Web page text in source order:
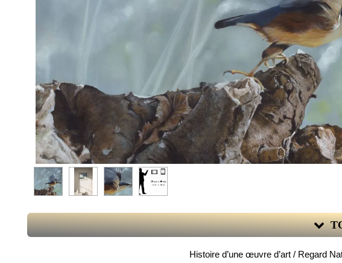
Histoire d’une œuvre d’art / Regard